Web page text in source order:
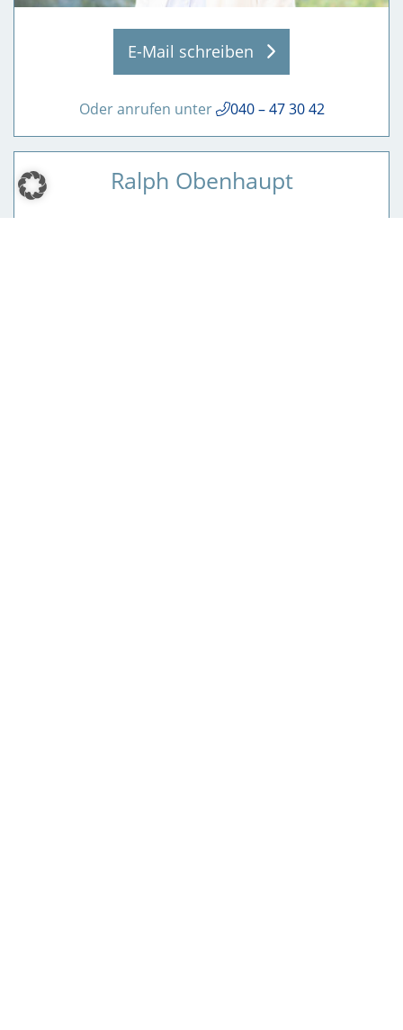
E-Mail schreiben
Oder anrufen unter 040 – 47 30 42
Ralph Obenhaupt